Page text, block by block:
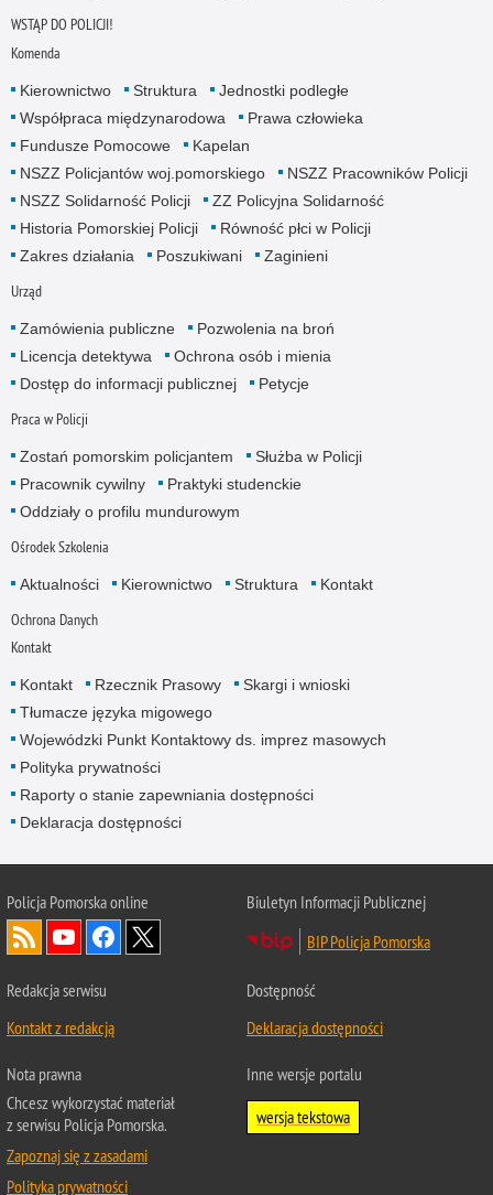
WSTĄP DO POLICJI!
Komenda
Kierownictwo Struktura
Jednostki podległe
Współpraca międzynarodowa
Prawa człowieka
Fundusze Pomocowe
Kapelan
NSZZ Policjantów woj.pomorskiego
NSZZ Pracowników Policji
NSZZ Solidarność Policji
ZZ Policyjna Solidarność
Historia Pomorskiej Policji
Równość płci w Policji
Zakres działania
Poszukiwani Zaginieni
Urząd
Zamówienia publiczne
Pozwolenia na broń
Licencja detektywa
Ochrona osób i mienia
Dostęp do informacji publicznej
Petycje
Praca w Policji
Zostań pomorskim policjantem
Służba w Policji
Pracownik cywilny
Praktyki studenckie
Oddziały o profilu mundurowym
Ośrodek Szkolenia
Aktualności Kierownictwo Struktura Kontakt
Ochrona Danych
Kontakt
Kontakt Rzecznik Prasowy
Skargi i wnioski
Tłumacze języka migowego
Wojewódzki Punkt Kontaktowy ds. imprez masowych
Polityka prywatności
Raporty o stanie zapewniania dostępności
Deklaracja dostępności
Policja Pomorska online
Biuletyn Informacji Publicznej
BIP Policja Pomorska
Redakcja serwisu
Kontakt z redakcją
Dostępność
Deklaracja dostępności
Nota prawna
Chcesz wykorzystać materiał
z serwisu Policja Pomorska.
Zapoznaj się z zasadami
Polityka prywatności
Inne wersje portalu
wersja tekstowa